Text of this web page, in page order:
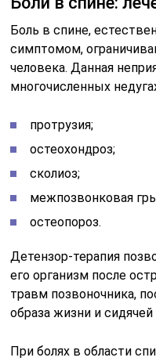
Боль в спине,
симптомом,
человека. Данная
многочисленных
протрузия;
остеохондроз;
сколиоз;
межпозвонковая
остеопороз.
Детензор-терапия
его организм после
травм позвоночника,
образа жизни и
При болях в области